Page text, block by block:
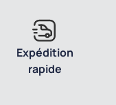
Expédition
rapide